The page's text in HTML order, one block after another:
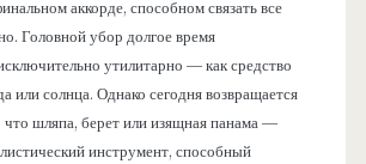
аккорде, способном связать все
Головной убор долгое время
утилитарно — как средство
или солнца. Однако сегодня возвращается
что шляпа, берет или изящная панама —
инструмент, способный